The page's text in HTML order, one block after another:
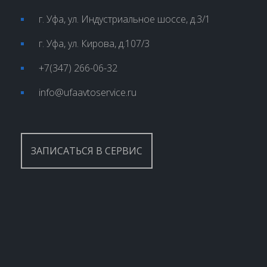
г. Уфа, ул. Индустриальное шоссе, д.3/1
г. Уфа, ул. Кирова, д.107/3
+7(347) 266-06-32
info@ufaavtoservice.ru
ЗАПИСАТЬСЯ В СЕРВИС